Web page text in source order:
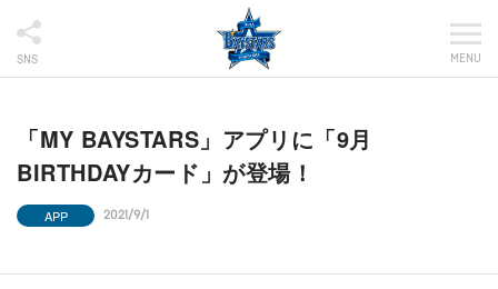
SNS MENU
「MY BAYSTARS」アプリに「9月
BIRTHDAYカード」が登場！
APP 2021/9/1